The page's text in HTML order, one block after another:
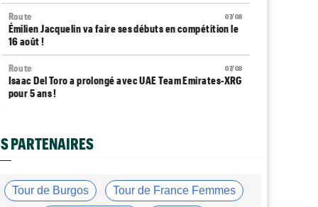
07/08
Route
Émilien Jacquelin va faire ses débuts en compétition le
16 août !
07/08
Route
Isaac Del Toro a prolongé avec UAE Team Emirates-XRG
pour 5 ans !
monnaie courante"
Le Mercato vélo est ouvert... toutes les dernières infos
et rumeurs
PARTENAIRES
Tour de Burgos Tour de France Femmes